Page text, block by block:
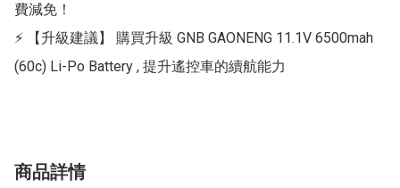
費減免！
⚡ 【升級建議】 購買升級 GNB GAONENG 11.1V 6500mah
(60c) Li-Po Battery , 提升遙控車的續航能力
商品詳情